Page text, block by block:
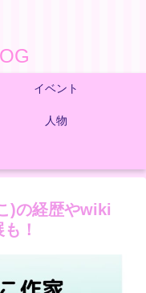
イベント
人物
)の経歴やwiki
！